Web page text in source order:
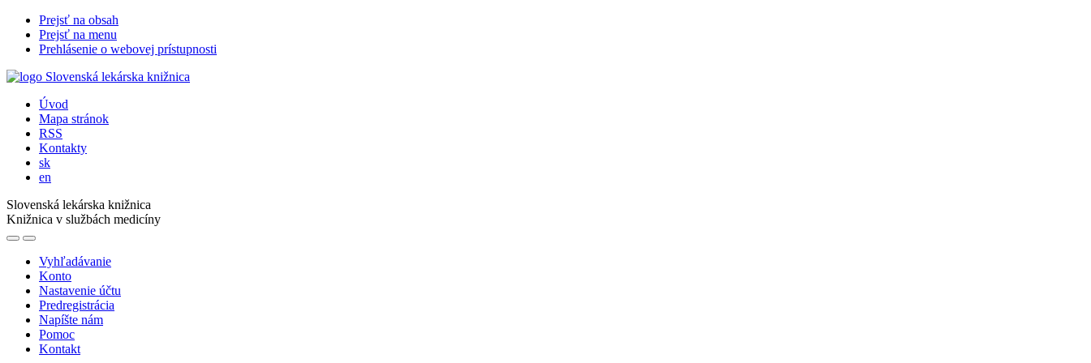
Prejsť na obsah
Prejsť na menu
Prehlásenie o webovej prístupnosti
Úvod
Mapa stránok
RSS
Kontakty
sk
en
Slovenská lekárska knižnica
Knižnica v službách medicíny
Vyhľadávanie
Konto
Nastavenie účtu
Predregistrácia
Napíšte nám
Pomoc
Kontakt